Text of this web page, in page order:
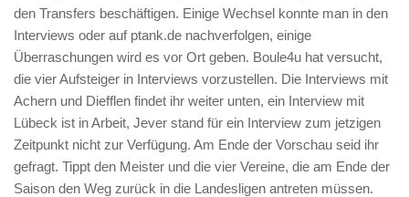
den Transfers beschäftigen. Einige Wechsel konnte man in den
Interviews oder auf ptank.de nachverfolgen, einige
Überraschungen wird es vor Ort geben. Boule4u hat versucht,
die vier Aufsteiger in Interviews vorzustellen. Die Interviews mit
Achern und Diefflen findet ihr weiter unten, ein Interview mit
Lübeck ist in Arbeit, Jever stand für ein Interview zum jetzigen
Zeitpunkt nicht zur Verfügung. Am Ende der Vorschau seid ihr
gefragt. Tippt den Meister und die vier Vereine, die am Ende der
Saison den Weg zurück in die Landesligen antreten müssen.